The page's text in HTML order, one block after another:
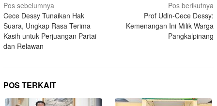
Pos sebelumnya
Cece Dessy Tunaikan Hak
Suara, Ungkap Rasa Terima
Kasih untuk Perjuangan Partai
dan Relawan
Pos berikutnya
Prof Udin-Cece Dessy:
Kemenangan Ini Milik Warga
Pangkalpinang
POS TERKAIT